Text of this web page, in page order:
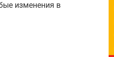
изменения в